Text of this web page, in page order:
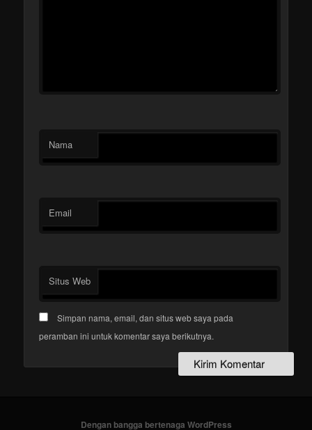
Nama
Email
Situs Web
Simpan nama, email, dan situs web saya pada
peramban ini untuk komentar saya berikutnya.
Dengan bangga bertenaga WordPress